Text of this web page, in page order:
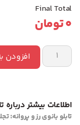
Final Total
0تومان
افزودن
اطلاعات بیشتر درباره
تابلو بانوی رز و